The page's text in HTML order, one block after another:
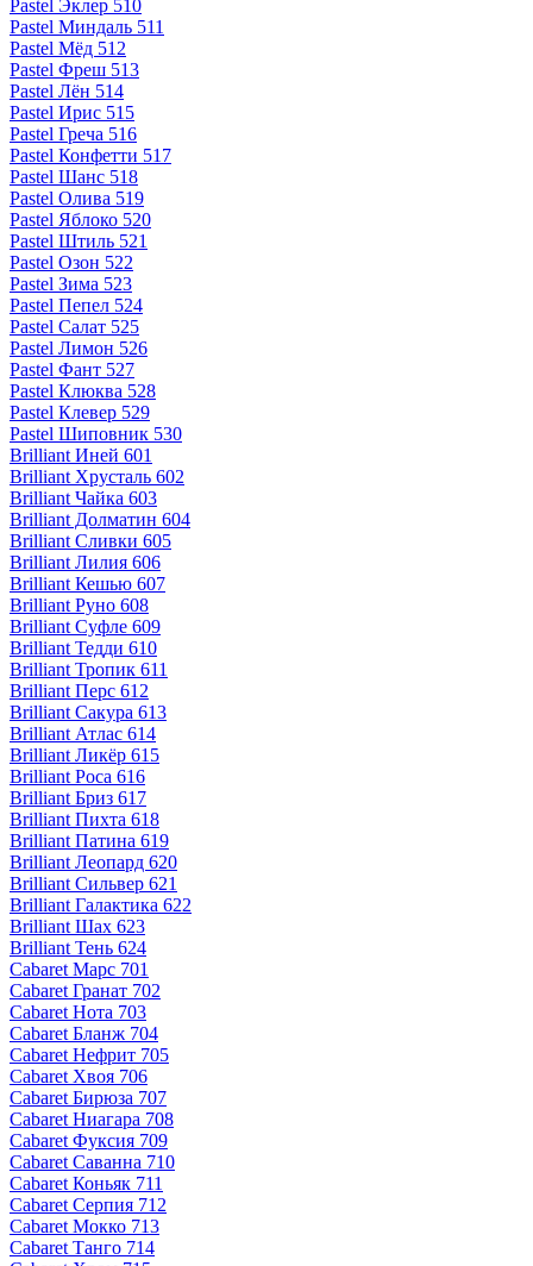
Pastel Эклер 510
Pastel Миндаль 511
Pastel Мёд 512
Pastel Фреш 513
Pastel Лён 514
Pastel Ирис 515
Pastel Греча 516
Pastel Конфетти 517
Pastel Шанс 518
Pastel Олива 519
Pastel Яблоко 520
Pastel Штиль 521
Pastel Озон 522
Pastel Зима 523
Pastel Пепел 524
Pastel Салат 525
Pastel Лимон 526
Pastel Фант 527
Pastel Клюква 528
Pastel Клевер 529
Pastel Шиповник 530
Brilliant Иней 601
Brilliant Хрусталь 602
Brilliant Чайка 603
Brilliant Долматин 604
Brilliant Сливки 605
Brilliant Лилия 606
Brilliant Кешью 607
Brilliant Руно 608
Brilliant Суфле 609
Brilliant Тедди 610
Brilliant Тропик 611
Brilliant Перс 612
Brilliant Сакура 613
Brilliant Атлас 614
Brilliant Ликёр 615
Brilliant Роса 616
Brilliant Бриз 617
Brilliant Пихта 618
Brilliant Патина 619
Brilliant Леопард 620
Brilliant Сильвер 621
Brilliant Галактика 622
Brilliant Шах 623
Brilliant Тень 624
Cabaret Марс 701
Cabaret Гранат 702
Cabaret Нота 703
Cabaret Бланж 704
Cabaret Нефрит 705
Cabaret Хвоя 706
Cabaret Бирюза 707
Cabaret Ниагара 708
Cabaret Фуксия 709
Cabaret Саванна 710
Cabaret Коньяк 711
Cabaret Серпия 712
Cabaret Мокко 713
Cabaret Танго 714